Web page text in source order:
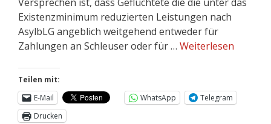
Existenzminimum reduzierten Leistungen nach
AsylbLG angeblich weitgehend entweder für
Zahlungen an Schleuser oder für … Weiterlesen
Teilen mit:
E-Mail
WhatsApp
Telegram
Drucken